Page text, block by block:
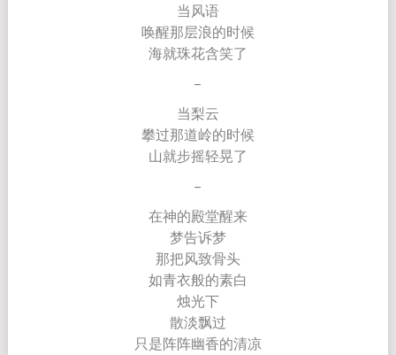
当风语
唤醒那层浪的时候
海就珠花含笑了
–
当梨云
攀过那道岭的时候
山就步摇轻晃了
–
在神的殿堂醒来
梦告诉梦
那把风致骨头
如青衣般的素白
烛光下
散淡飘过
只是阵阵幽香的清凉